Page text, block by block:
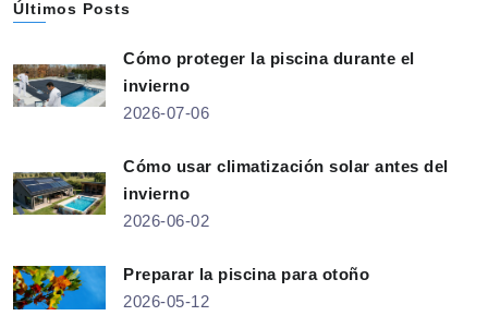
Últimos Posts
Cómo proteger la piscina durante el
invierno
2026-07-06
Cómo usar climatización solar antes del
invierno
2026-06-02
Preparar la piscina para otoño
2026-05-12